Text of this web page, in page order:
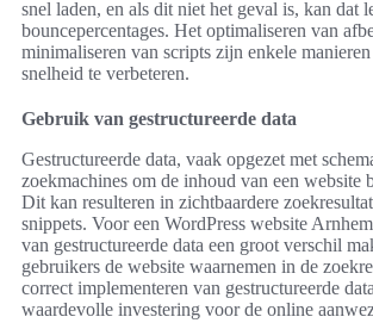
snel laden, en als dit niet het geval is, kan dat
bouncepercentages. Het optimaliseren van
minimaliseren van scripts zijn enkele
snelheid te verbeteren.
Gebruik van gestructureerde data
Gestructureerde data, vaak opgezet met
zoekmachines om de inhoud van een website
Dit kan resulteren in zichtbaardere
snippets. Voor een WordPress website
van gestructureerde data een groot verschil
gebruikers de website waarnemen in de
correct implementeren van gestructureerde
waardevolle investering voor de online